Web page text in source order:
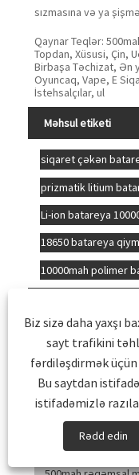
sızmasına və ya
Qaynar Teqlər:
Topdan, Xüsusi, Çin,
Birbaşa Təchizat, Ən
Oyuncaq, Vape, E
İstehsalçılar, ul
Məhsul etiketi
siqaret çəkən
prizmatik litium
Li-ion batareya
18650 batareya
10000mah polimer
Li Polimer Prizmatik
Li Polimer Silindr
Sorğu göndərin
Sorğunuzu
çekinmeyin. 24
Biz sizə daha yaxşı
sayt trafikini
fərdiləşdirmək
Bu saytdan
istifadəmizlə
Rədd edin